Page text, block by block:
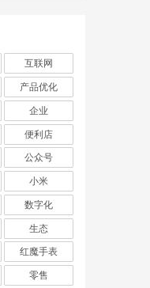
互联网
产品优化
企业
便利店
公众号
小米
数字化
生态
红魔手表
零售